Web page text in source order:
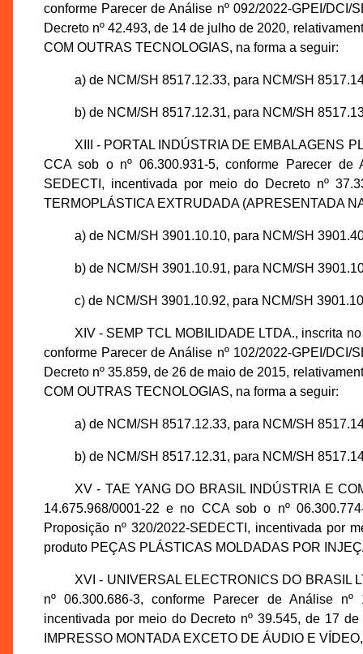
conforme Parecer de Análise nº 092/2022-GPEI/
Decreto nº 42.493, de 14 de julho de 2020,
COM OUTRAS TECNOLOGIAS, na forma a seguir:
a) de NCM/SH 8517.12.33, para NCM/SH
b) de NCM/SH 8517.12.31, para NCM/SH
XIII - PORTAL INDÚSTRIA DE EMBALAGENS
CCA sob o nº 06.300.931-5, conforme Parecer de
SEDECTI, incentivada por meio do Decreto nº
TERMOPLÁSTICA EXTRUDADA (APRESENTADA
a) de NCM/SH 3901.10.10, para NCM/SH
b) de NCM/SH 3901.10.91, para NCM/SH
c) de NCM/SH 3901.10.92, para NCM/SH
XIV - SEMP TCL MOBILIDADE LTDA., inscrita
conforme Parecer de Análise nº 102/2022-GPEI/
Decreto nº 35.859, de 26 de maio de 2015,
COM OUTRAS TECNOLOGIAS, na forma a seguir:
a) de NCM/SH 8517.12.33, para NCM/SH
b) de NCM/SH 8517.12.31, para NCM/SH
XV - TAE YANG DO BRASIL INDÚSTRIA E
14.675.968/0001-22 e no CCA sob o nº
Proposição nº 320/2022-SEDECTI, incentivada por
produto PEÇAS PLÁSTICAS MOLDADAS POR
XVI - UNIVERSAL ELECTRONICS DO BRASIL
nº 06.300.686-3, conforme Parecer de Análise nº
incentivada por meio do Decreto nº 39.545, de 17
IMPRESSO MONTADA EXCETO DE ÁUDIO E